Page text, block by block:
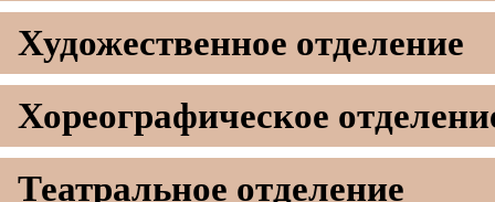
Художественное отделение
Хореографическое
Театральное отделение